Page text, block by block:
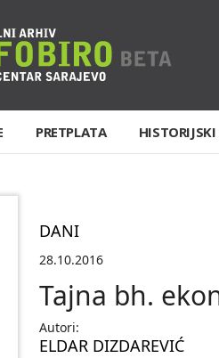
PRETPLATA
DANI
28.10.2016
Tajna bh.
Autori:
ELDAR DIZDAREVIĆ